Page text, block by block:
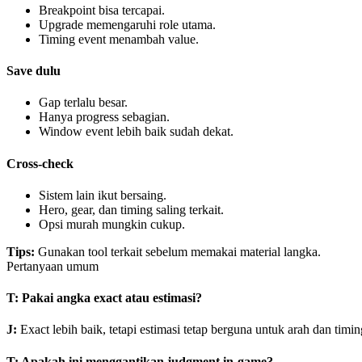
Breakpoint bisa tercapai.
Upgrade memengaruhi role utama.
Timing event menambah value.
Save dulu
Gap terlalu besar.
Hanya progress sebagian.
Window event lebih baik sudah dekat.
Cross-check
Sistem lain ikut bersaing.
Hero, gear, dan timing saling terkait.
Opsi murah mungkin cukup.
Tips: Gunakan tool terkait sebelum memakai material langka.
Pertanyaan umum
T: Pakai angka exact atau estimasi?
J: Exact lebih baik, tetapi estimasi tetap berguna untuk arah dan